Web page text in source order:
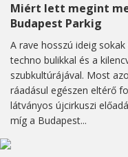
Miért lett megint
Budapest Parkig
A rave hosszú ideig
techno bulikkal és a
szubkultúrájával. Most
ráadásul egészen eltérő
látványos újcirkuszi
míg a Budapest...